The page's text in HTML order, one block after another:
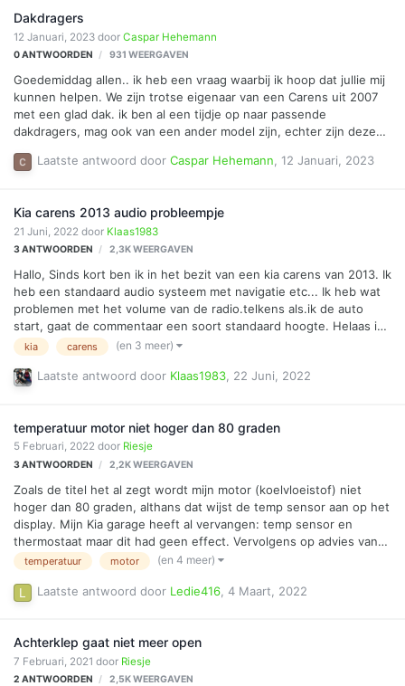
Dakdragers
12 Januari, 2023 door Caspar Hehemann
0ANTWOORDEN 931 WEERGAVEN
Goedemiddag allen.. ik heb een vraag waarbij ik hoop dat jullie mij
kunnen helpen. We zijn trotse eigenaar van een Carens uit 2007
met een glad dak. ik ben al een tijdje op naar passende
dakdragers, mag ook van een ander model zijn, echter zijn deze
Laatste antwoord door Caspar Hehemann, 12 Januari, 2023
Kia carens 2013 audio probleempje
21 Juni, 2022 door Klaas1983
3ANTWOORDEN 2,3KWEERGAVEN
Hallo, Sinds kort ben ik in het bezit van een kia carens van 2013. Ik
heb een standaard audio systeem met navigatie etc... Ik heb wat
problemen met het volume van de radio.telkens als.ik de auto
start, gaat de commentaar een soort standaard hoogte. Helaas is
die standaard hoogte keihard. Het is nogal storend. In het boekje
en in het audiosysteem zelf kan ik niet echt wat vinden.. hopelijk
weet iemand raad.
Laatste antwoord door Klaas1983 22 Juni, 2022
kia carens (en 3 meer)
temperatuur motor niet hoger dan 80 graden
5 Februari, 2022 door Riesje
3ANTWOORDEN 2,2KWEERGAVEN
Zoals de titel het al zegt wordt mijn motor (koelvloeistof) niet
hoger dan 80 graden, althans dat wijst de temp sensor aan op het
display. Mijn Kia garage heeft al vervangen: temp sensor en
thermostaat maar dit had geen effect. Vervolgens op advies van
Kia nl is het console vervangen, ook had dit geen effect. De
moet. wellicht heeft iemand hier nog suggesties?
Laatste antwoord door Ledie416 4 Maart, 2022
temperatuur motor (en 4 meer)
Achterklep gaat niet meer open
7 Februari, 2021 door Riesje
2 ANTWOORDEN 2,5KWEERGAVEN